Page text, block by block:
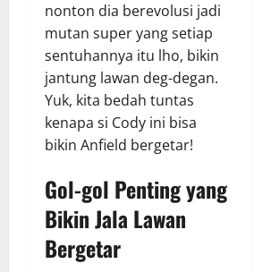
nonton dia berevolusi jadi
mutan super yang setiap
sentuhannya itu lho, bikin
jantung lawan deg-degan.
Yuk, kita bedah tuntas
kenapa si Cody ini bisa
bikin Anfield bergetar!
Gol-gol Penting yang
Bikin Jala Lawan
Bergetar